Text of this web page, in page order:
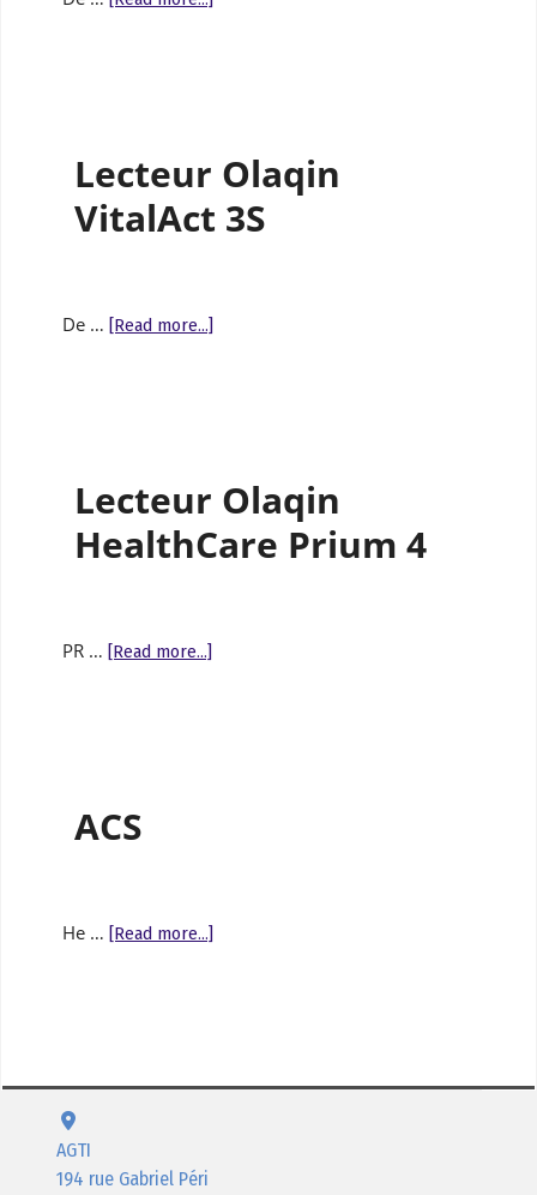
Lecteur Olaqin
VitalAct 3S
De … [Read more...]
Lecteur Olaqin
HealthCare Prium 4
PR … [Read more...]
ACS
He … [Read more...]
AGTI
194 rue Gabriel Péri